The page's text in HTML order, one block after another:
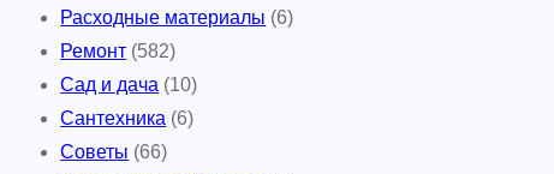
Расходные материалы (6)
Ремонт (582)
Сад и дача (10)
Сантехника (6)
Советы (66)